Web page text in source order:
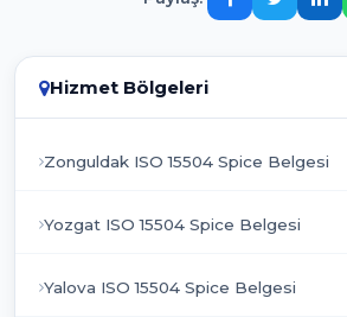
Hizmet Bölgeleri
Zonguldak ISO 15504 Spice Belgesi
Yozgat ISO 15504 Spice Belgesi
Yalova ISO 15504 Spice Belgesi